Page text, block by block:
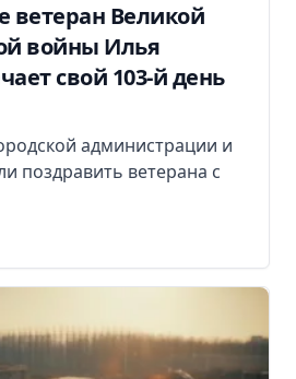
ветеран Великой
войны Илья
свой 103-й день
администрации и
поздравить ветерана с